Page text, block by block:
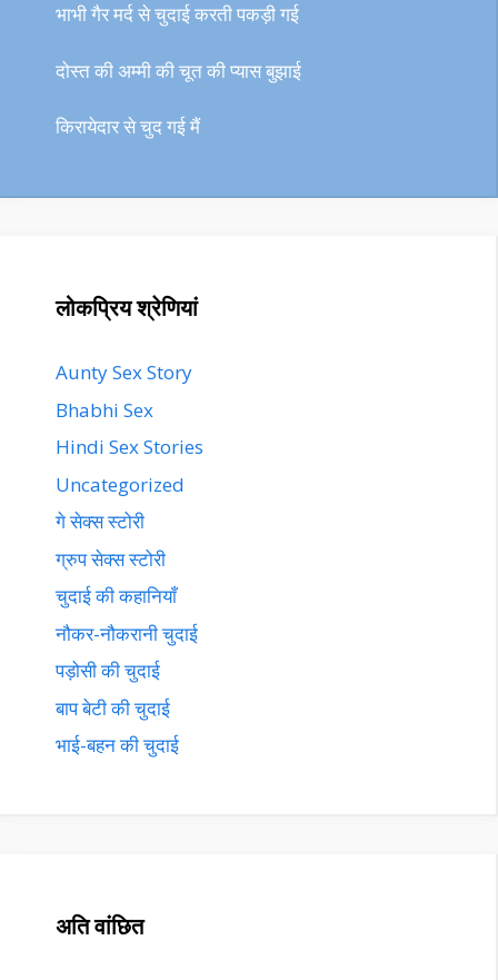
भाभी गैर मर्द से चुदाई करती पकड़ी गई
दोस्त की अम्मी की चूत की प्यास बुझाई
किरायेदार से चुद गई मैं
लोकप्रिय श्रेणियां
Aunty Sex Story
Bhabhi Sex
Hindi Sex Stories
Uncategorized
गे सेक्स स्टोरी
ग्रुप सेक्स स्टोरी
चुदाई की कहानियाँ
नौकर-नौकरानी चुदाई
पड़ोसी की चुदाई
बाप बेटी की चुदाई
भाई-बहन की चुदाई
अति वांछित